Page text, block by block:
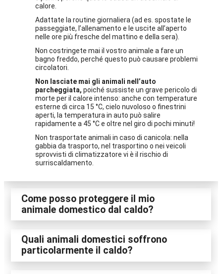
calore.
Adattate la routine giornaliera (ad es. spostate le
passeggiate, l’allenamento e le uscite all’aperto
nelle ore più fresche del mattino e della sera).
Non costringete mai il vostro animale a fare un
bagno freddo, perché questo può causare problemi
circolatori.
Non lasciate mai gli animali nell’auto
parcheggiata, poiché sussiste un grave pericolo di
morte per il calore intenso: anche con temperature
esterne di circa 15 °C, cielo nuvoloso o finestrini
aperti, la temperatura in auto può salire
rapidamente a 45 °C e oltre nel giro di pochi minuti!
Non trasportate animali in caso di canicola: nella
gabbia da trasporto, nel trasportino o nei veicoli
sprovvisti di climatizzatore vi è il rischio di
surriscaldamento.
Come posso proteggere il mio
animale domestico dal caldo?
Quali animali domestici soffrono
particolarmente il caldo?